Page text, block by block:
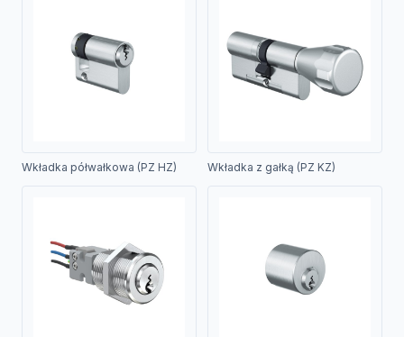
Wkładka półwałkowa (PZ HZ) Wkładka z gałką (PZ KZ)